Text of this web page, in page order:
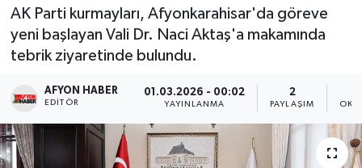
AK Parti kurmayları, Afyonkarahisar'da göreve
yeni başlayan Vali Dr. Naci Aktaş'a makamında
tebrik ziyaretinde bulundu.
AFYON HABER
EDITÖR
01.03.2026 - 00:02
YAYINLANMA
2
PAYLAŞIM
Sivil Toplum
Etkinlikler